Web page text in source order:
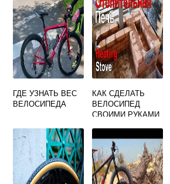
ГДЕ УЗНАТЬ ВЕС
ВЕЛОСИПЕДА
КАК СДЕЛАТЬ
ВЕЛОСИПЕД
СВОИМИ РУКАМИ